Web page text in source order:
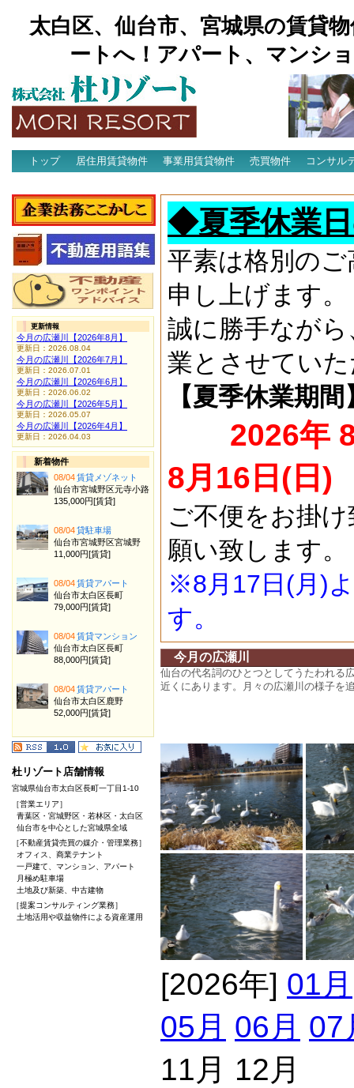
太白区、仙台市、宮城県の賃貸
ートへ！アパート、マンシ
トップ 居住用賃貸物件 事業用賃貸物件 売買物件
コンサル
◆夏季休業
平素は格別の
申し上げます。
誠に勝手なが
業とさせてい
【夏季休業期間
2026年
8月16日(日)
ご不便をお掛
願い致します。
※8月17日(月)
す。
今月の広瀬川
仙台の代名詞のひとつとしてうたわれる
近くにあります。月々の広瀬川の様子を
[2026年] 01月
05月 06月 07
11月 12月
更新情報
今月の広瀬川【2026年8月】
更新日：2026.08.04
今月の広瀬川【2026年7月】
更新日：2026.07.01
今月の広瀬川【2026年6月】
更新日：2026.06.02
今月の広瀬川【2026年5月】
更新日：2026.05.07
今月の広瀬川【2026年4月】
更新日：2026.04.03
新着物件
08/04賃貸メゾネット
仙台市宮城野区元寺小路
135,000円[賃貸]
08/04貸駐車場
仙台市宮城野区宮城野
11,000円[賃貸]
08/04賃貸アパート
仙台市太白区長町
79,000円[賃貸]
08/04賃貸マンション
仙台市太白区長町
88,000円[賃貸]
08/04賃貸アパート
仙台市太白区鹿野
52,000円[賃貸]
杜リゾート店舗情報
宮城県仙台市太白区長町一丁目1-10
［営業エリア］
青葉区・宮城野区・若林区・太白区
仙台市を中心とした宮城県全域
［不動産賃貸売買の媒介・管理業務］
オフィス、商業テナント
一戸建て、マンション、アパート
月極め駐車場
土地及び新築、中古建物
［提案コンサルティング業務］
土地活用や収益物件による資産運用